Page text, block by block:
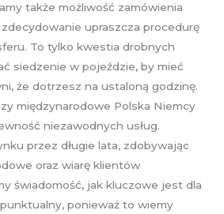
także możliwość zamówienia
upraszcza procedurę
To tylko kwestia drobnych
siedzenie w pojeździe, by mieć
że dotrzesz na ustaloną godzinę.
międzynarodowe Polska Niemcy
niezawodnych usług.
przez długie lata, zdobywając
oraz wiarę klientów
świadomość, jak kluczowe jest dla
ponieważ to wiemy